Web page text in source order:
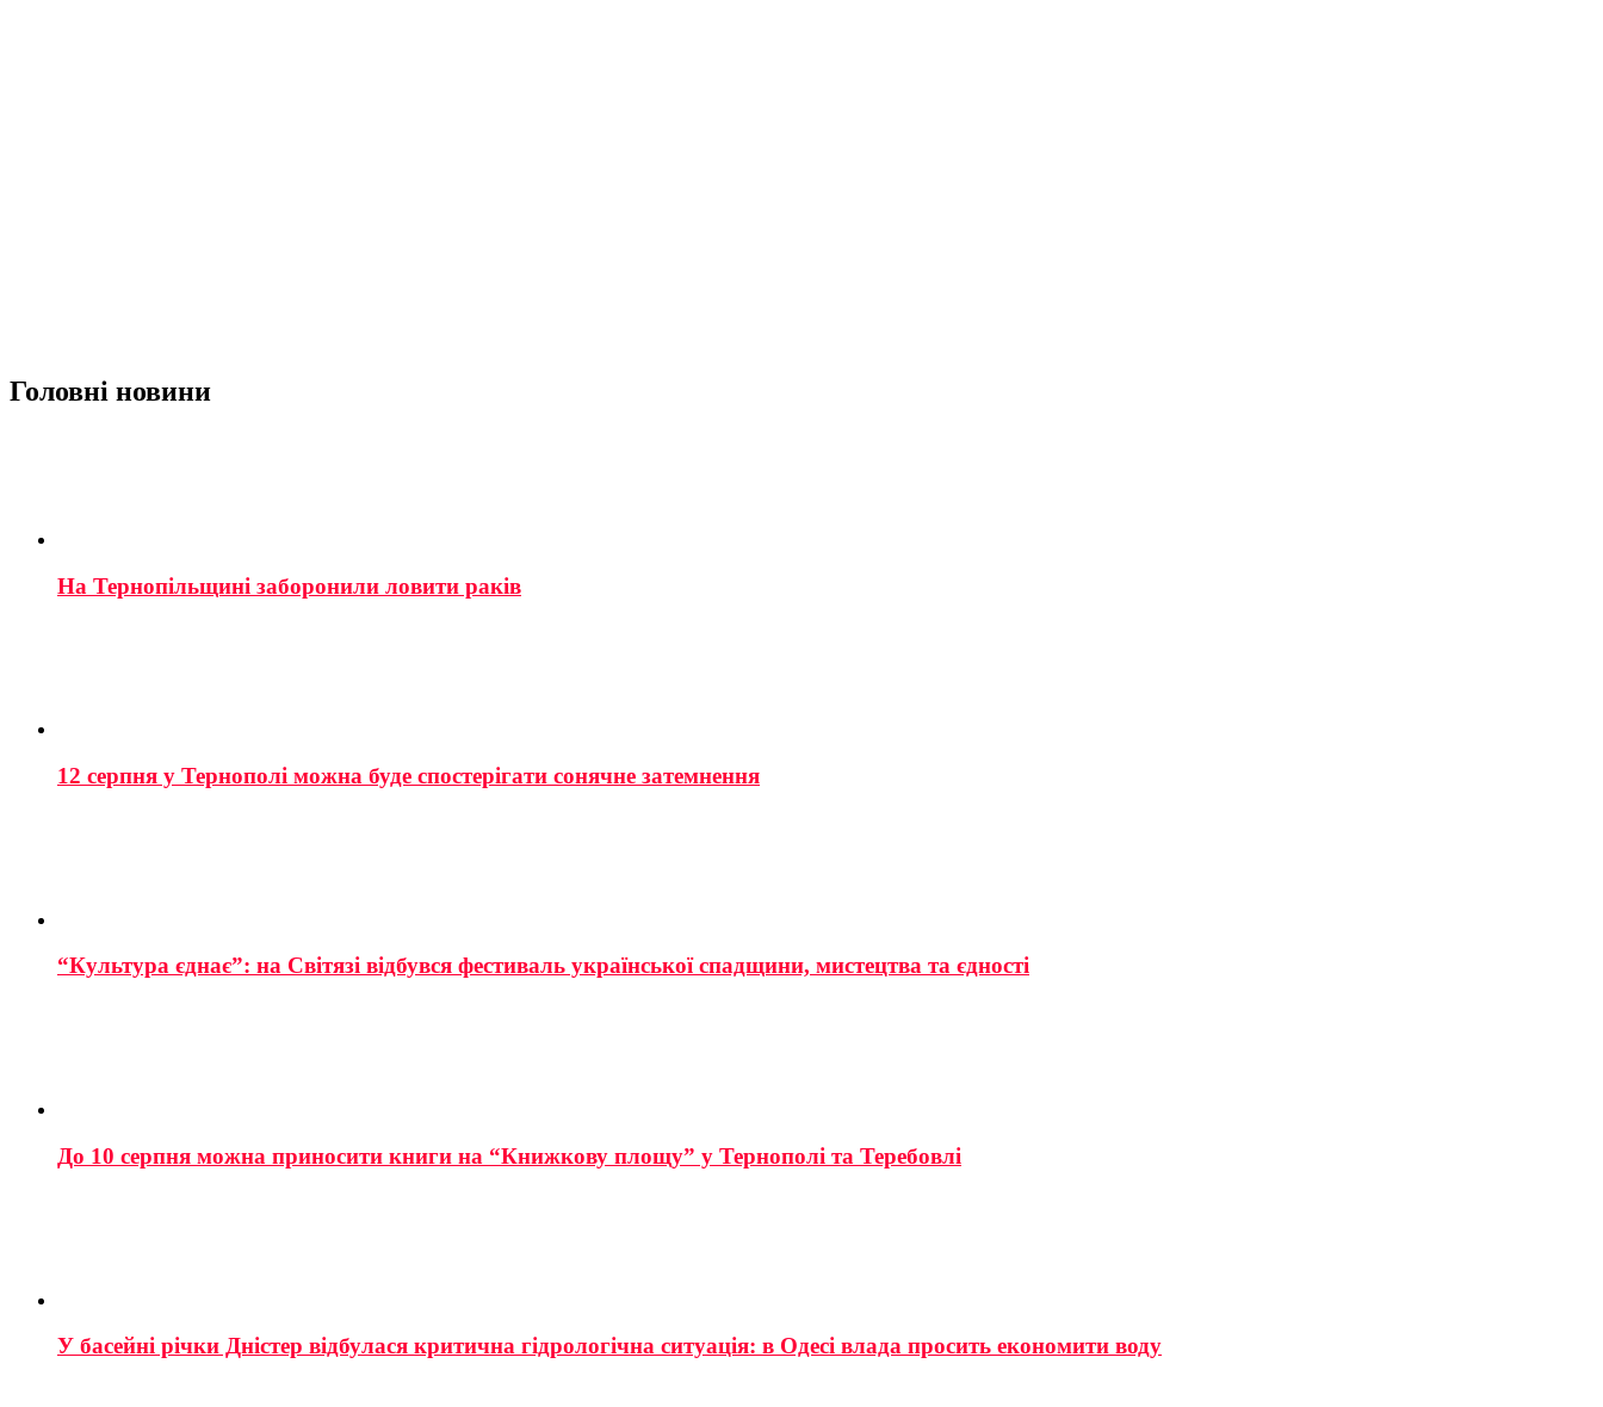
Головні новини
На Тернопільщині заборонили ловити раків
12 серпня у Тернополі можна буде спостерігати сонячне затемнення
“Культура єднає”: на Світязі відбувся фестиваль української спадщини, мистецтва та єдності
До 10 серпня можна приносити книги на “Книжкову площу” у Тернополі та Теребовлі
У басейні річки Дністер відбулася критична гідрологічна ситуація: в Одесі влада просить економити воду